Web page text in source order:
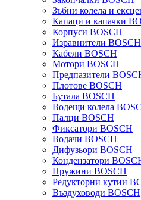
Зъбни колела и
Капаци и капачки
Корпуси BOSCH
Изравнители BOSCH
Кабели BOSCH
Мотори BOSCH
Предпазители
Плотове BOSCH
Бутала BOSCH
Водещи колела
Палци BOSCH
Фиксатори BOSCH
Водачи BOSCH
Дифузьори BOSCH
Кондензатори
Пружини BOSCH
Редукторни кутии
Въздуховоди BOSCH